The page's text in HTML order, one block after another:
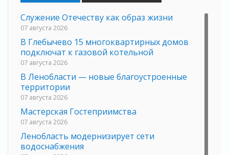
Служение Отечеству как образ жизни
07 августа 2026
В Глебычево 15 многоквартирных домов
подключат к газовой котельной
07 августа 2026
В Ленобласти — новые благоустроенные
территории
07 августа 2026
Мастерская Гостеприимства
07 августа 2026
Ленобласть модернизирует сети
водоснабжения